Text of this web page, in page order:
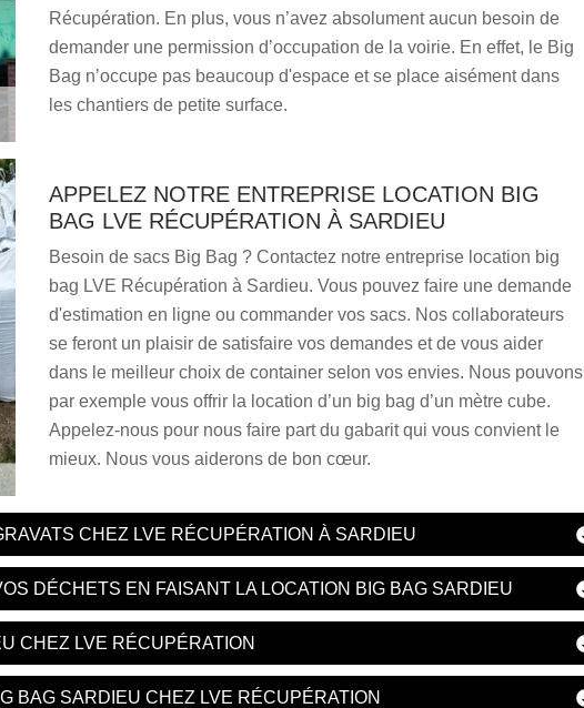
Récupération. En plus, vous n’avez absolument aucun besoin de
demander une permission d’occupation de la voirie. En effet, le Big
Bag n’occupe pas beaucoup d'espace et se place aisément dans
les chantiers de petite surface.
APPELEZ NOTRE ENTREPRISE LOCATION BIG
BAG LVE RÉCUPÉRATION À SARDIEU
Besoin de sacs Big Bag ? Contactez notre entreprise location big
bag LVE Récupération à Sardieu. Vous pouvez faire une demande
d'estimation en ligne ou commander vos sacs. Nos collaborateurs
se feront un plaisir de satisfaire vos demandes et de vous aider
dans le meilleur choix de container selon vos envies. Nous pouvons
par exemple vous offrir la location d’un big bag d’un mètre cube.
Appelez-nous pour nous faire part du gabarit qui vous convient le
mieux. Nous vous aiderons de bon cœur.
CHEZ LVE RÉCUPÉRATION À SARDIEU
DÉCHETS EN FAISANT LA LOCATION BIG BAG SARDIEU
CHEZ LVE RÉCUPÉRATION
BAG SARDIEU CHEZ LVE RÉCUPÉRATION